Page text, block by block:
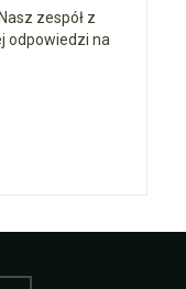
zespół z
odpowiedzi na